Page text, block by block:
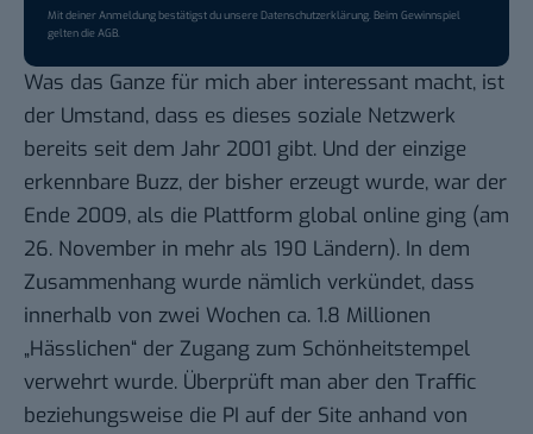
Mit deiner Anmeldung bestätigst du unsere Datenschutzerklärung. Beim Gewinnspiel
gelten dieAGB.
Was das Ganze für mich aber interessant macht, ist
der Umstand, dass es dieses soziale Netzwerk
bereits seit dem Jahr 2001 gibt. Und der einzige
erkennbare Buzz, der bisher erzeugt wurde, war der
Ende 2009, als die Plattform global online ging (am
26. November in mehr als 190 Ländern). In dem
Zusammenhang wurde nämlich verkündet, dass
innerhalb von zwei Wochen ca. 1.8 Millionen
„Hässlichen“ der Zugang zum Schönheitstempel
verwehrt wurde. Überprüft man aber den Traffic
beziehungsweise die PI auf der Site anhand von